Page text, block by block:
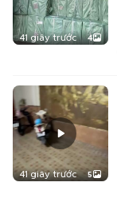
41 giây trước 4
41 giây trước 5